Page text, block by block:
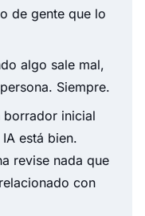
de gente que lo
algo sale mal,
Siempre.
borrador inicial
está bien.
revise nada que
con